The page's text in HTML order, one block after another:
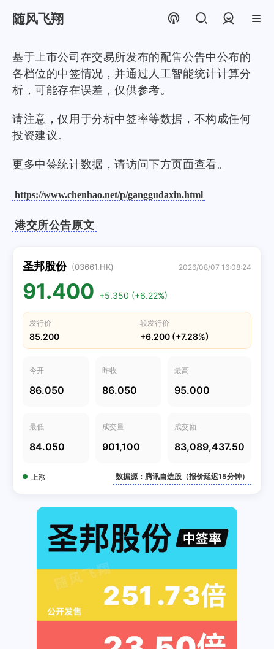
随风飞翔
基于上市公司在交易所发布的配售公告中公布的
各档位的中签情况，并通过人工智能统计计算分
析，可能存在误差，仅供参考。
请注意，仅用于分析中签率等数据，不构成任何
投资建议。
更多中签统计数据，请访问下方页面查看。
https://www.chenhao.net/p/ganggudaxin.html
港交所公告原文
圣邦股份 (03661.HK) 2026/08/07 16:08:24
91.400 +5.350 (+6.22%)
发行价
85.200
较发行价
+6.200 (+7.28%)
今开
86.050
昨收
86.050
最高
95.000
最低
84.050
成交量
901,100
成交额
83,089,437.50
上涨 数据源：腾讯自选股（报价延迟15分钟）